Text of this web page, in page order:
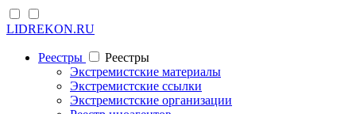
LIDREKON.RU
Реестры
Реестры
Экстремистские материалы
Экстремистские ссылки
Экстремистские организации